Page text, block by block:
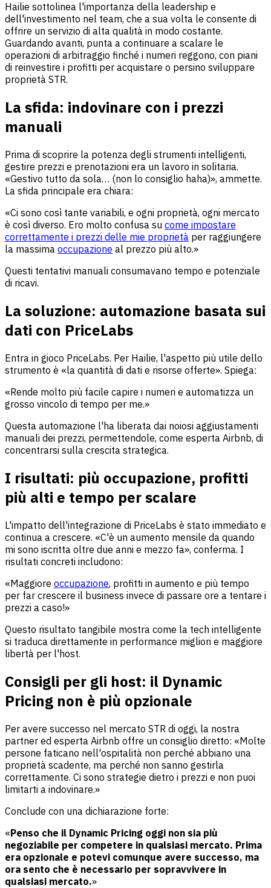
Hailie sottolinea l'importanza della leadership e
dell'investimento nel team, che a sua volta le consente di
offrire un servizio di alta qualità in modo costante.
Guardando avanti, punta a continuare a scalare le
operazioni di arbitraggio finché i numeri reggono, con piani
di reinvestire i profitti per acquistare o persino sviluppare
proprietà STR.
La sfida: indovinare con i prezzi
manuali
Prima di scoprire la potenza degli strumenti intelligenti,
gestire prezzi e prenotazioni era un lavoro in solitaria.
«Gestivo tutto da sola… (non lo consiglio haha)», ammette.
La sfida principale era chiara:
«Ci sono così tante variabili, e ogni proprietà, ogni mercato
è così diverso. Ero molto confusa su come impostare
correttamente i prezzi delle mie proprietà per raggiungere
la massima occupazione al prezzo più alto.»
Questi tentativi manuali consumavano tempo e potenziale
di ricavi.
La soluzione: automazione basata sui
dati con PriceLabs
Entra in gioco PriceLabs. Per Hailie, l'aspetto più utile dello
strumento è «la quantità di dati e risorse offerte». Spiega:
«Rende molto più facile capire i numeri e automatizza un
grosso vincolo di tempo per me.»
Questa automazione l'ha liberata dai noiosi aggiustamenti
manuali dei prezzi, permettendole, come esperta Airbnb, di
concentrarsi sulla crescita strategica.
I risultati: più occupazione, profitti
più alti e tempo per scalare
L'impatto dell'integrazione di PriceLabs è stato immediato e
continua a crescere. «C'è un aumento mensile da quando
mi sono iscritta oltre due anni e mezzo fa», conferma. I
risultati concreti includono:
«Maggiore occupazione, profitti in aumento e più tempo
per far crescere il business invece di passare ore a tentare i
prezzi a caso!»
Questo risultato tangibile mostra come la tech intelligente
si traduca direttamente in performance migliori e maggiore
libertà per l'host.
Consigli per gli host: il Dynamic
Pricing non è più opzionale
Per avere successo nel mercato STR di oggi, la nostra
partner ed esperta Airbnb offre un consiglio diretto: «Molte
persone faticano nell'ospitalità non perché abbiano una
proprietà scadente, ma perché non sanno gestirla
correttamente. Ci sono strategie dietro i prezzi e non puoi
limitarti a indovinare.»
Conclude con una dichiarazione forte:
«Penso che il Dynamic Pricing oggi non sia più
negoziabile per competere in qualsiasi mercato. Prima
era opzionale e potevi comunque avere successo, ma
ora sento che è necessario per sopravvivere in
qualsiasi mercato.»